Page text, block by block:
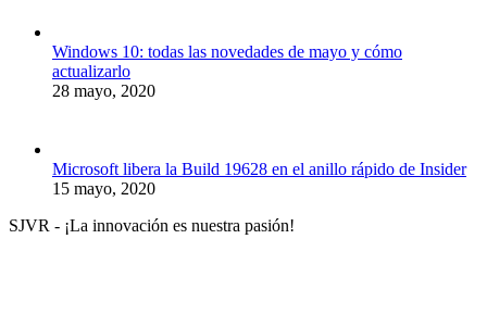
Windows 10: todas las novedades de mayo y cómo
actualizarlo
28 mayo, 2020
Microsoft libera la Build 19628 en el anillo rápido de Insider
15 mayo, 2020
SJVR - ¡La innovación es nuestra pasión!